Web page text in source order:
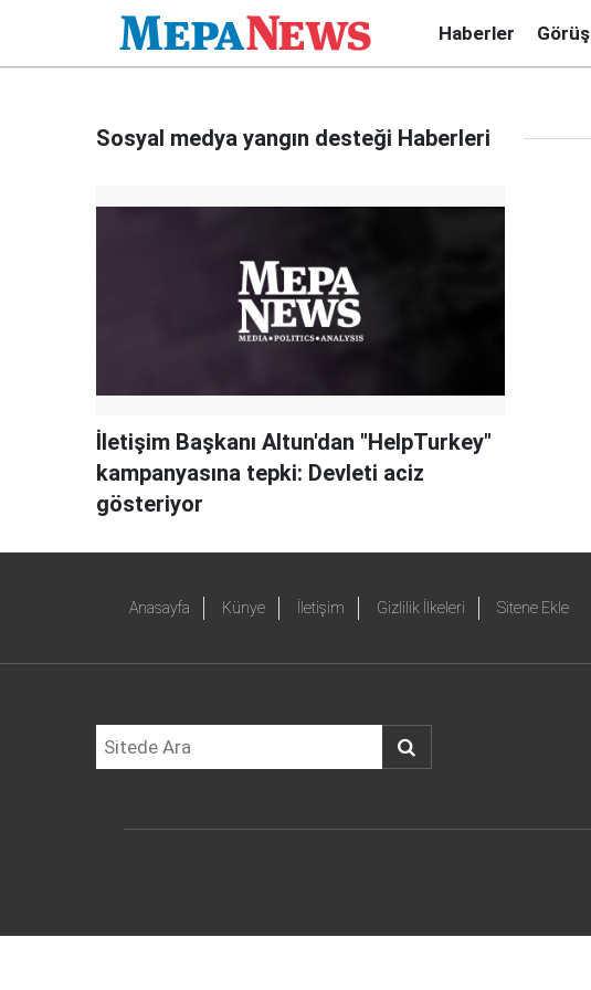
Haberler Görüş
Sosyal medya yangın desteği Haberleri
İletişim Başkanı Altun'dan "HelpTurkey"
kampanyasına tepki: Devleti aciz
gösteriyor
Anasayfa Künye İletişim Gizlilik İlkeleri Sitene Ekle